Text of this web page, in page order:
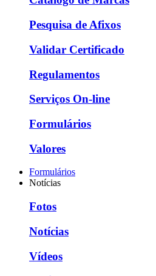
Pesquisa de Afixos
Validar Certificado
Regulamentos
Serviços On-line
Formulários
Valores
Formulários
Notícias
Fotos
Notícias
Vídeos